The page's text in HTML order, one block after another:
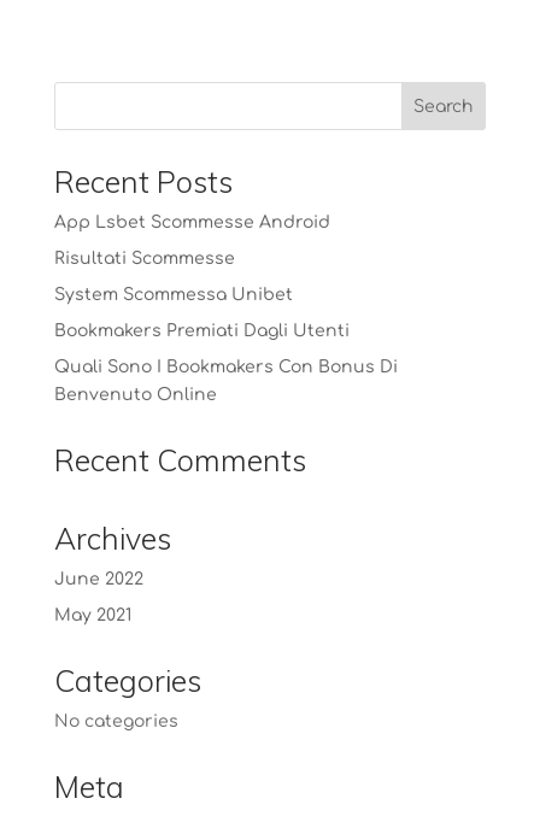
Recent Posts
App Lsbet Scommesse Android
Risultati Scommesse
System Scommessa Unibet
Bookmakers Premiati Dagli Utenti
Quali Sono I Bookmakers Con Bonus Di
Benvenuto Online
Recent Comments
Archives
June 2022
May 2021
Categories
No categories
Meta